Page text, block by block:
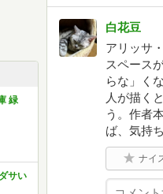
緑
サい
白花豆
アリッサ
スペース
らな」く
人が描く
う。作者
ば、気持
ナイ